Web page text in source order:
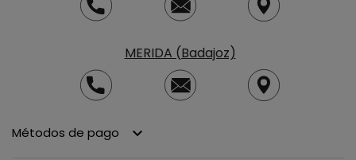
MERIDA (Badajoz)
Métodos de pago keyboard_arrow_down